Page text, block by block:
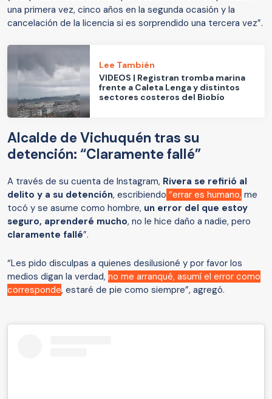
una primera vez, cinco años en la segunda ocasión y la
cancelación de la licencia si es sorprendido una tercera vez”.
Lee También
VIDEOS | Registran tromba marina
frente a Caleta Lenga y distintos
sectores costeros del Biobío
Alcalde de Vichuquén tras su
detención: “Claramente fallé”
A través de su cuenta de Instagram, Rivera se refirió al
delito y a su detención, escribiendo “errar es humano, me
tocó y se asume como hombre, un error del que estoy
seguro, aprenderé mucho, no le hice daño a nadie, pero
claramente fallé”.
“Les pido disculpas a quienes desilusioné y por favor los
medios digan la verdad, no me arranqué, asumí el error como
corresponde, estaré de pie como siempre”, agregó.